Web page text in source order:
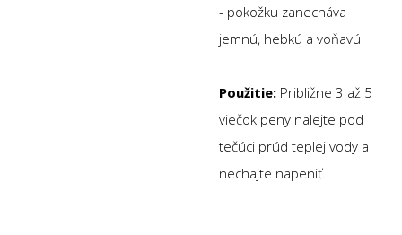
- pokožku zanecháva
jemnú, hebkú a voňavú
Použitie: Približne 3 až 5
viečok peny nalejte pod
tečúci prúd teplej vody a
nechajte napeniť.